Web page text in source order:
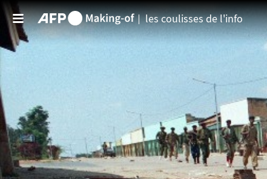
Aller au contenu principal
les coulisses de l'info